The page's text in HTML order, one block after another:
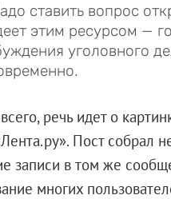
ставить вопрос
этим ресурсом —
уголовного
речь идет о
Пост собрал
записи в том же
многих